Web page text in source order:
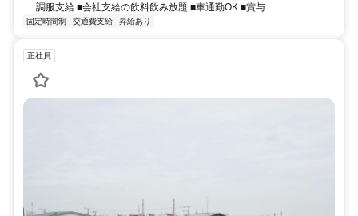
調服支給 ■会社支給の飲料飲み放題 ■車通勤OK ■賞与...
固定時間制 交通費支給 昇給あり
正社員